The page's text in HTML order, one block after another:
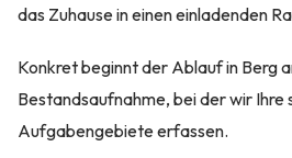
das Zuhause in einen einladenden
Konkret beginnt der Ablauf in Berg
Bestandsaufnahme, bei der wir Ihre
Aufgabengebiete erfassen.